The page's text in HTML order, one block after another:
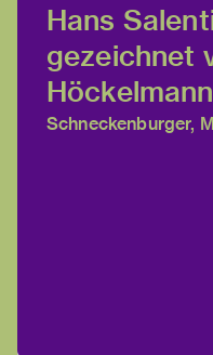
Hans
gezeichnet
Höckelmann
Schneckenburger, M